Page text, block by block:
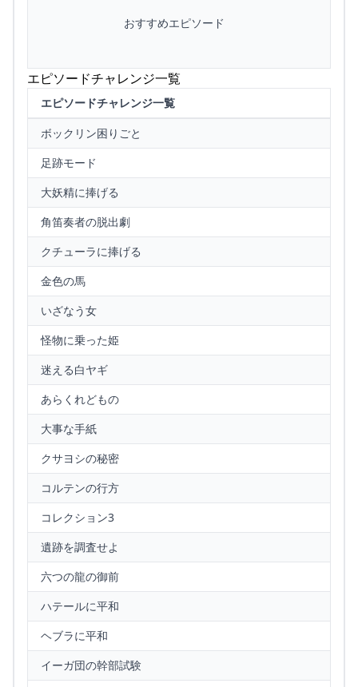
おすすめエピソード
エピソードチャレンジ一覧
エピソードチャレンジ一覧
ボックリン困りごと
足跡モード
大妖精に捧げる
角笛奏者の脱出劇
クチューラに捧げる
金色の馬
いざなう女
怪物に乗った姫
迷える白ヤギ
あらくれどもの
大事な手紙
クサヨシの秘密
コルテンの行方
コレクション3
遺跡を調査せよ
六つの龍の御前
ハテールに平和
ヘブラに平和
イーガ団の幹部試験